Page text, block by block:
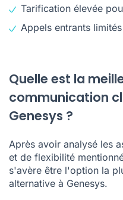
Tarification élevée
Appels entrants
Quelle est la
communication
Genesys ?
Après avoir analysé les
et de flexibilité
s'avère être l'option la
alternative à Genesys.